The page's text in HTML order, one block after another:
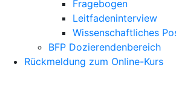
Fragebogen
Leitfadeninterview
Wissenschaftliches
BFP Dozierendenbereich
Rückmeldung zum Online-Kurs